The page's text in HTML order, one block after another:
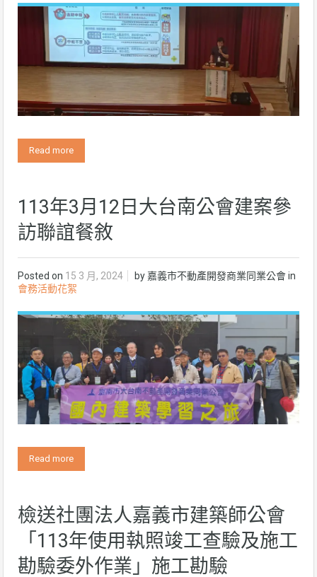
Read more
113年3月12日大台南公會建案參
訪聯誼餐敘
Posted on 15 3 月, 2024 by 嘉義市不動產開發商業同業公會in
會務活動花絮
Read more
檢送社團法人嘉義市建築師公會
「113年使用執照竣工查驗及施工
勘驗委外作業」施工勘驗